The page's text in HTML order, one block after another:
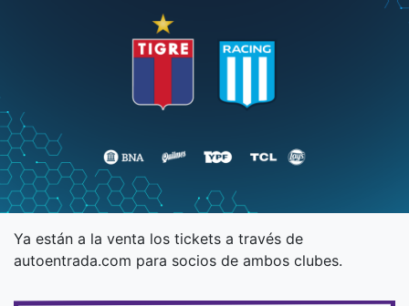
Ya están a la venta los tickets a través de
autoentrada.com para socios de ambos clubes.